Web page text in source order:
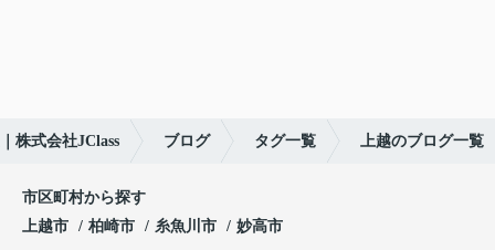
株式会社JClass ブログ タグ一覧 上越のブログ一覧
市区町村から探す
上越市
柏崎市 糸魚川市 妙高市